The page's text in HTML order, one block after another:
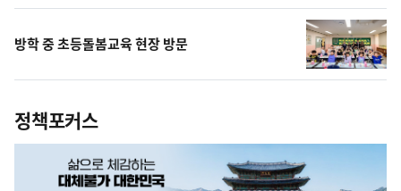
방학 중 초등돌봄교육 현장 방문
정책포커스